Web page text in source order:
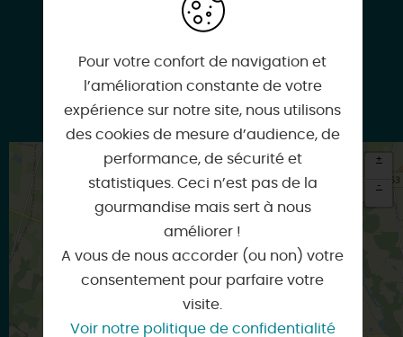
06 66 30 86 76
genevieve.dahirel@orange.fr
Itinéraire vers
+
-
Pour votre confort de navigation et
l’amélioration constante de votre
expérience sur notre site, nous utilisons
des cookies de mesure d’audience, de
performance, de sécurité et
statistiques. Ceci n’est pas de la
gourmandise mais sert à nous
améliorer !
A vous de nous accorder (ou non) votre
consentement pour parfaire votre
visite.
Voir notre politique de confidentialité